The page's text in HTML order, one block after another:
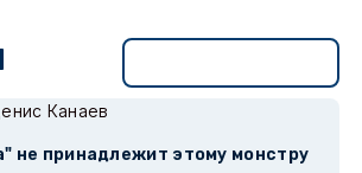
Канаев
не принадлежит этому монстру